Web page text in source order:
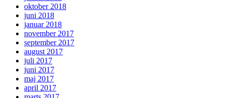
oktober 2018
juni 2018
januar 2018
november 2017
september 2017
august 2017
juli 2017
juni 2017
maj 2017
april 2017